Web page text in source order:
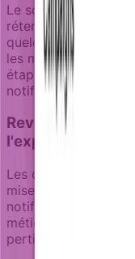
Le scoring
rétention de
quelqu'un n'a pas
les messages
étapes email mais
notifications in-app
Revenus :
l'expansion de
Les campagnes de
mise à niveau et
notifications
métier pour éviter
pertinentes.